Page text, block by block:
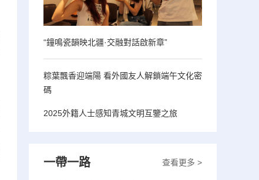
“鐘鳴瓷韻映北疆·交融對話啟新章”
粽葉飄香迎端陽 看外國友人解鎖端午文化密
碼
2025外籍人士感知青城文明互鑒之旅
查看更多 >
一帶一路